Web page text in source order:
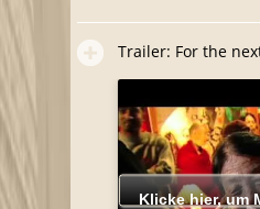
Trailer: For the
Klicke hier, um